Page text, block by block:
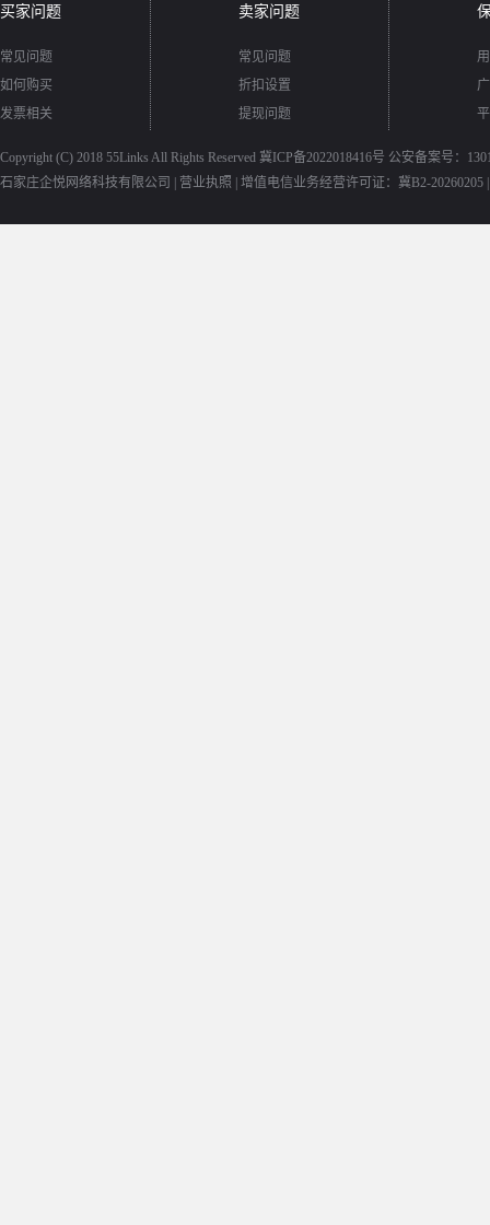
买家问题
常见问题
如何购买
发票相关
卖家问题
常见问题
折扣设置
提现问题
Copyright (C) 2018 55Links All Rights Reserved 冀ICP备2022018416号 公安备案号：
石家庄企悦网络科技有限公司 | 营业执照 增值电信业务经营许可证：冀B2-20260205